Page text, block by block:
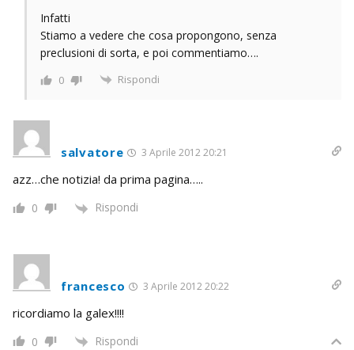
Infatti
Stiamo a vedere che cosa propongono, senza
preclusioni di sorta, e poi commentiamo….
0 Rispondi
salvatore 3 Aprile 2012 20:21
azz…che notizia! da prima pagina…..
0 Rispondi
francesco 3 Aprile 2012 20:22
ricordiamo la galex!!!!
0 Rispondi